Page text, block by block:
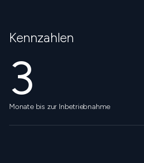
Kennzahlen
3
Monate bis zur Inbetriebnahme